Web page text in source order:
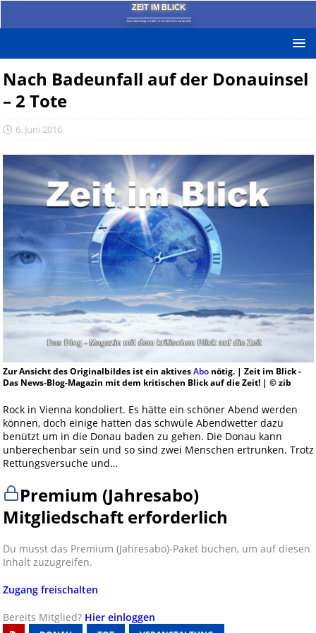
ZEIT IM BLICK
Das News-Blog mit dem kritischen Blick auf die Zeit!
Nach Badeunfall auf der Donauinsel
– 2 Tote
6. Juni 2016
Zur Ansicht des Originalbildes ist ein aktivesAbonötig. | Zeit im Blick -
Das News-Blog-Magazin mit dem kritischen Blick auf die Zeit! | © zib
Rock in Vienna kondoliert. Es hätte ein schöner Abend werden
können, doch einige hatten das schwüle Abendwetter dazu
benützt um in die Donau baden zu gehen. Die Donau kann
unberechenbar sein und so sind zwei Menschen ertrunken. Trotz
Rettungsversuche und…
Premium (Jahresabo)
Mitgliedschaft erforderlich
Du musst das Premium (Jahresabo)-Paket buchen, um auf diesen
Inhalt zuzugreifen.
Zugang freischalten
Bereits Mitglied? Hier einloggen